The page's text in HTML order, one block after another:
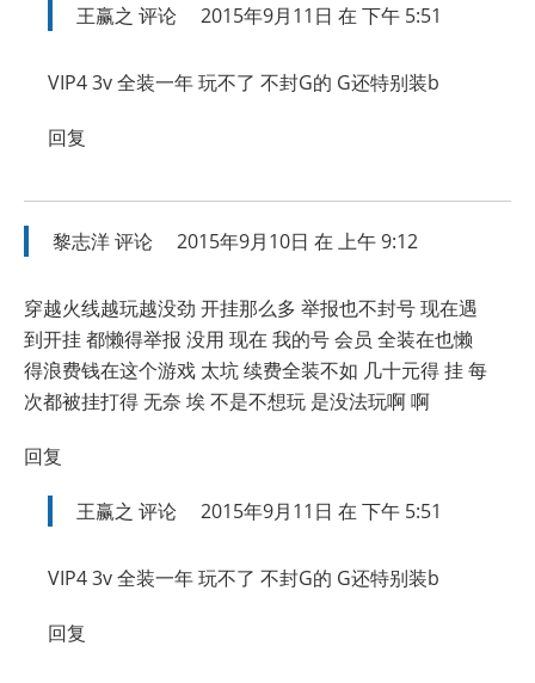
王赢之 评论 2015年9月11日 在 下午 5:51
VIP4 3v 全装一年 玩不了 不封G的 G还特别装b
回复
黎志洋评论 2015年9月10日 在 上午 9:12
穿越火线越玩越没劲 开挂那么多 举报也不封号 现在遇
到开挂 都懒得举报 没用 现在 我的号 会员 全装在也懒
得浪费钱在这个游戏 太坑 续费全装不如 几十元得 挂 每
次都被挂打得 无奈 埃 不是不想玩 是没法玩啊 啊
回复
王赢之 评论 2015年9月11日 在 下午 5:51
VIP4 3v 全装一年 玩不了 不封G的 G还特别装b
回复